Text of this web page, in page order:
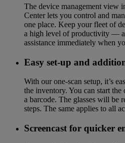
The device management view
Center lets you control and
one place. Keep your fleet of
a high level of productivity —
assistance immediately when
Easy set-up and
With our one-scan setup, it’s
the inventory. You can start
a barcode. The glasses will be
steps. The same applies to all
Screencast for quicker